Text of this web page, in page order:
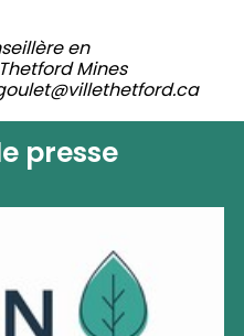
en
Mines
presse